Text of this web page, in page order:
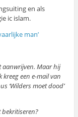
en als
ic islam.
man’
aanwrijven. Maar hij
een e-mail van
‘Wilders moet dood’